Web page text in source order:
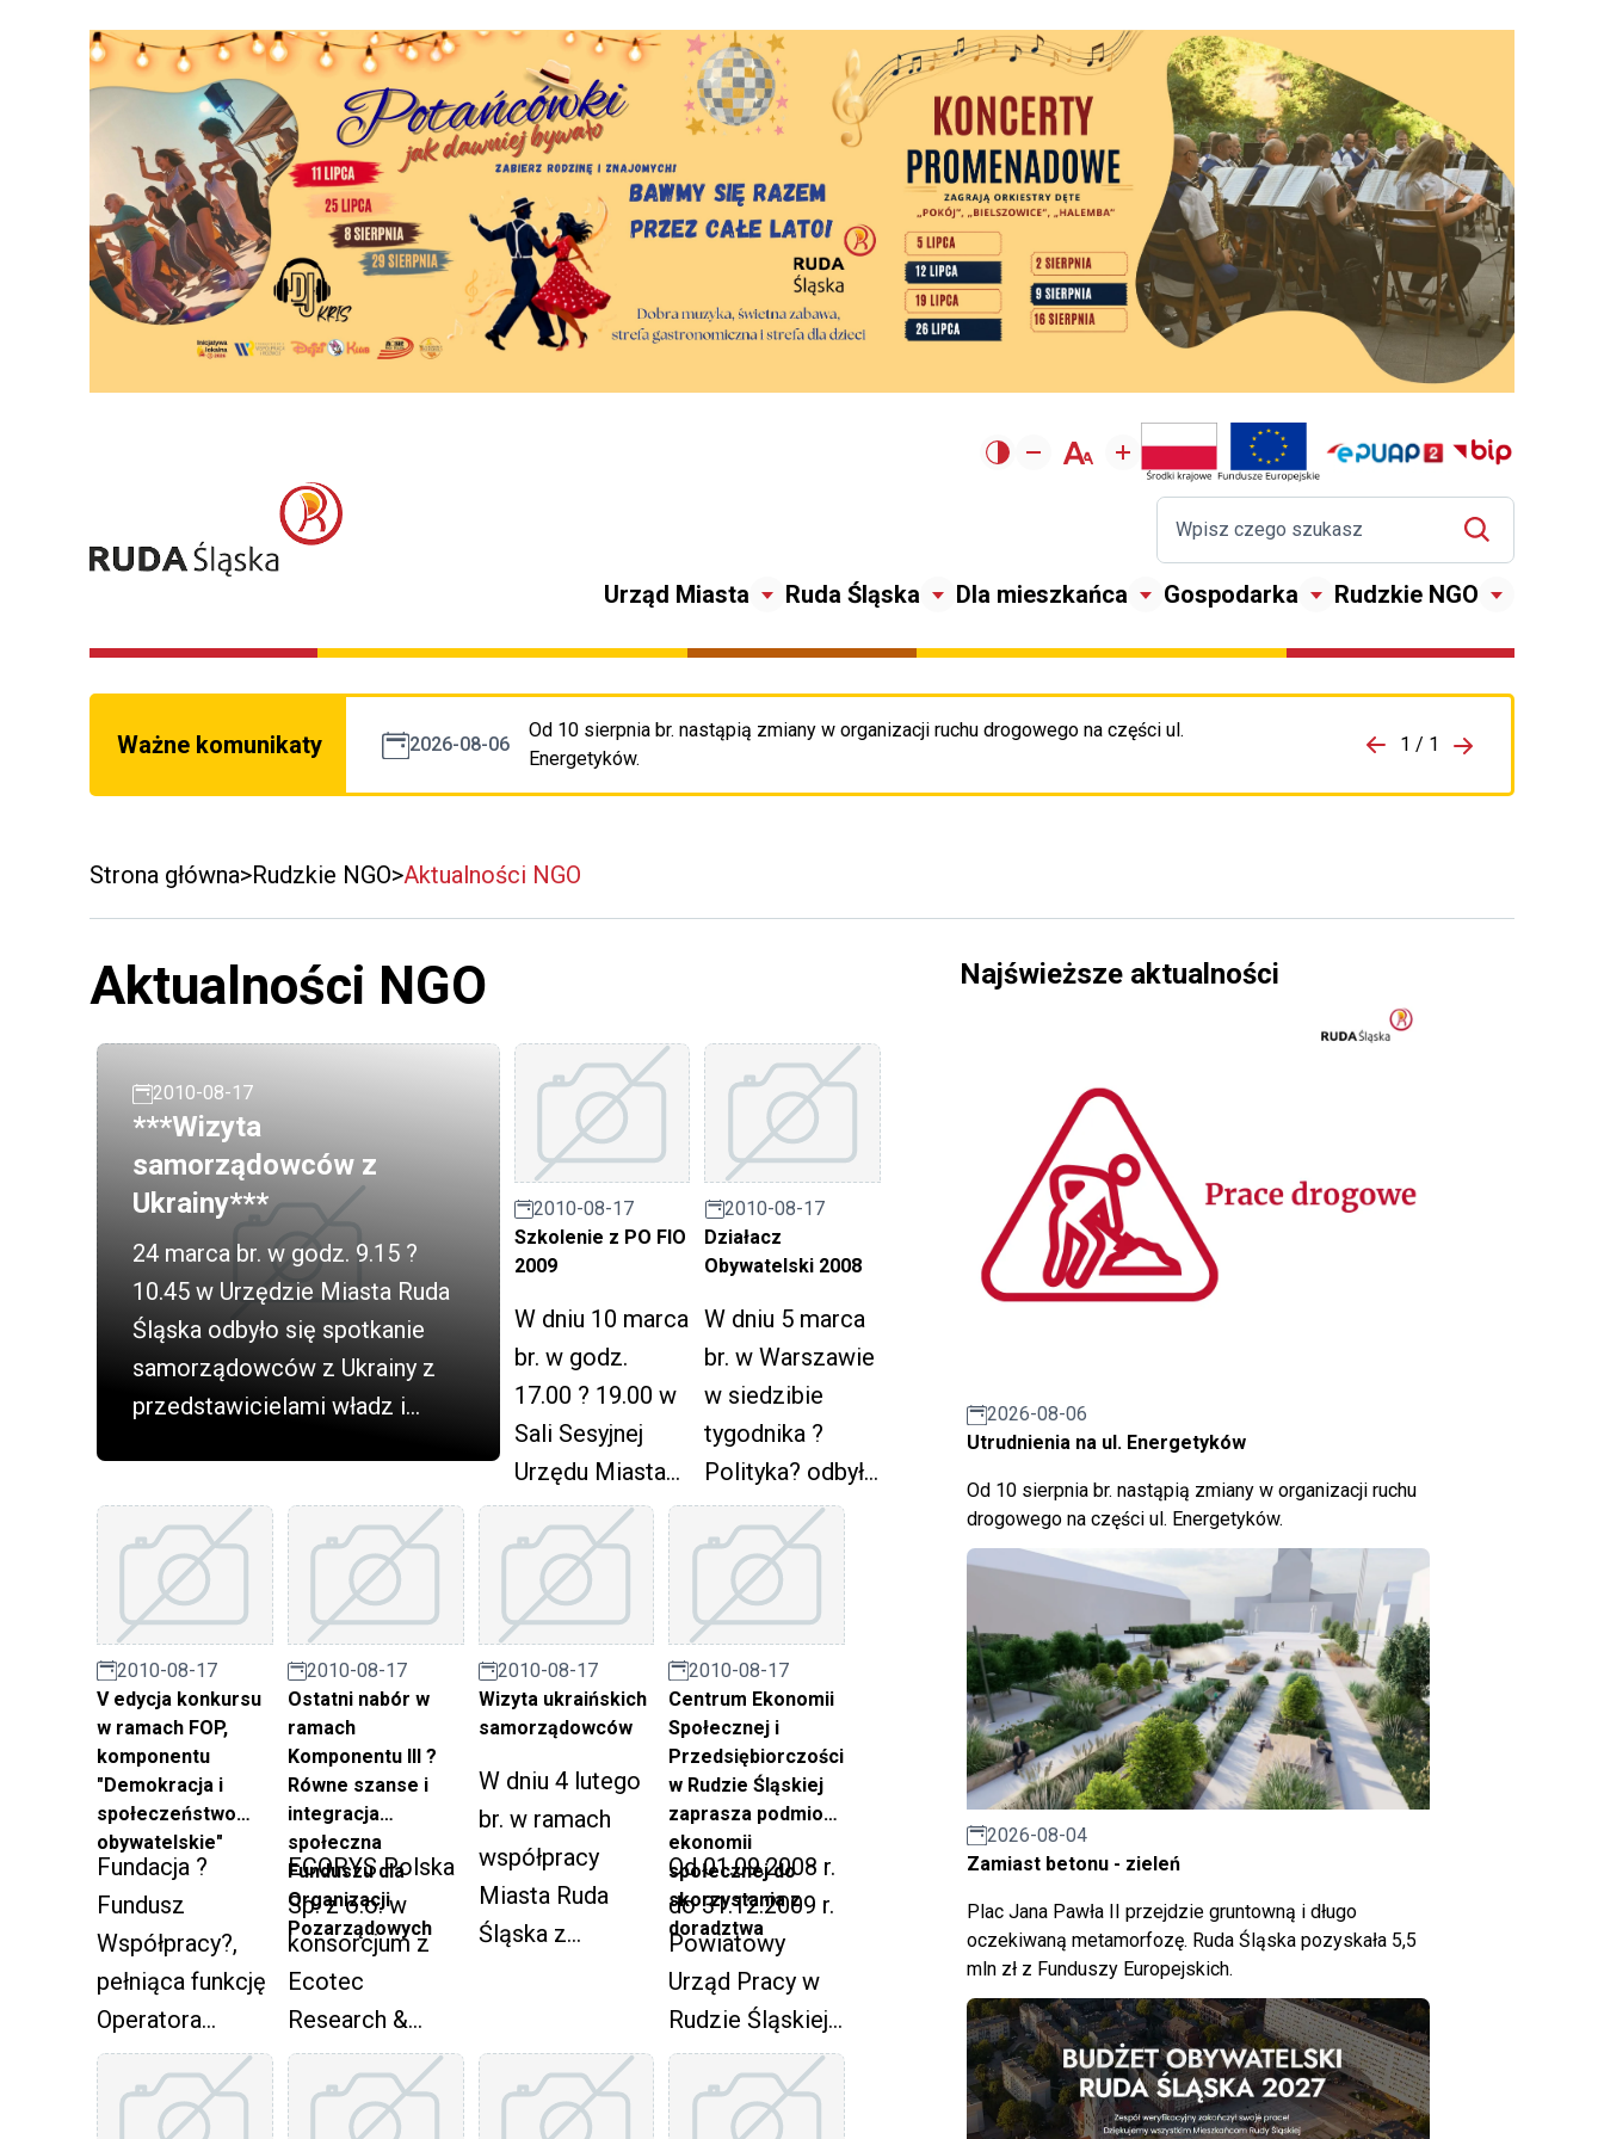
Urząd Miasta Ruda Śląska Dla mieszkańca Gospodarka Rudzkie NGO
Ważne komunikaty 2026-08-06
Od 10 sierpnia br. nastąpią zmiany w organizacji ruchu drogowego na części ul.
Energetyków.
Przejdź do porzpedniego komunikatu 1 / 1
Przejdź do
Strona główna Rudzkie NGO Aktualności NGO
Aktualności NGO
2010-08-17
***Wizyta
samorządowców z
Ukrainy***
24 marca br. w godz. 9.15 ?
10.45 w Urzędzie Miasta Ruda
Śląska odbyło się spotkanie
samorządowców z Ukrainy z
przedstawicielami władz i
2010-08-17
Szkolenie z PO FIO
2009
W dniu 10 marca
br. w godz.
17.00 ? 19.00 w
Sali Sesyjnej
Urzędu Miasta
Ruda Śląska
odbyło się
szkolenie na
temat
tegorocznych
zasad PO FIO.
Szkolenie
poprowadził
znany rudzkim
organizacjom
Artur Gluziński.
2010-08-17
Działacz
Obywatelski 2008
W dniu 5 marca
br. w Warszawie
w siedzibie
tygodnika ?
Polityka? odbyła
się gala finałowa
konkursu portalu
internetowego
Wiadomości24.
pl
zorganizowaneg
o przy
współudziale
Stowarzyszenia
Klon / Jawor i
Fundacji Anny
Dymnej "Mimo
Wszystko?.
2010-08-17
V edycja konkursu
w ramach FOP,
komponentu
"Demokracja i
społeczeństwo
obywatelskie"
Fundacja ?
Fundusz
Współpracy?,
pełniąca funkcję
Operatora
Funduszu dla
Organizacji
2010-08-17
Ostatni nabór w
ramach
Komponentu III ?
Równe szanse i
integracja
społeczna
Funduszu dla
Organizacji
Pozarządowych
ECORYS Polska
Sp. z o.o. w
konsorcjum z
Ecotec
Research &
Consulting Ltd. i
ECORYS
2010-08-17
Wizyta ukraińskich
samorządowców
W dniu 4 lutego
br. w ramach
współpracy
Miasta Ruda
Śląska z
Dialogu
THEOTOKOS z
Gliwic odbyła
2010-08-17
Centrum Ekonomii
Społecznej i
Przedsiębiorczości
w Rudzie Śląskiej
zaprasza podmioty
ekonomii
społecznej do
skorzystania z
doradztwa
Od 01.09.2008 r.
do 31.12.2009 r.
Powiatowy
Urząd Pracy w
Rudzie Śląskiej
realizuje projekt
pod nazwą
Najświeższe aktualności
2026-08-06
Utrudnienia na ul. Energetyków
Od 10 sierpnia br. nastąpią zmiany w organizacji ruchu
drogowego na części ul. Energetyków.
2026-08-04
Zamiast betonu - zieleń
Plac Jana Pawła II przejdzie gruntowną i długo
oczekiwaną metamorfozę. Ruda Śląska pozyskała 5,5
mln zł z Funduszy Europejskich.